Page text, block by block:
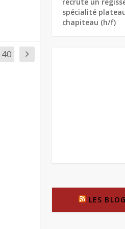
40
spécialité
chapiteau (h/f)
LES